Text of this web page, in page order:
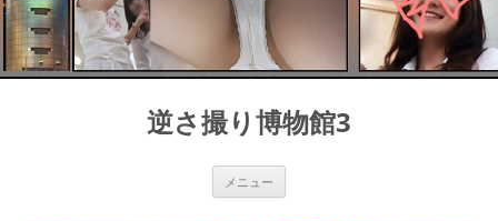
コ
逆さ撮り博物館3
メニュー